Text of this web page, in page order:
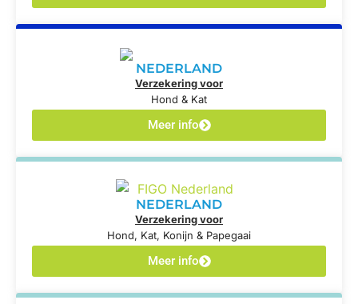
NEDERLAND
Verzekering voor
Hond & Kat
Meer info
NEDERLAND
Verzekering voor
Hond, Kat, Konijn & Papegaai
Meer info